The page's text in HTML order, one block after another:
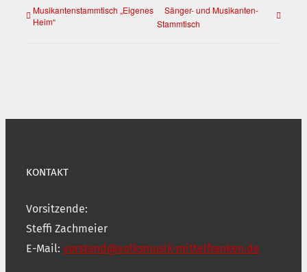
Musikantenstammtisch „Eigenes
Heim“
Sänger- und Musikanten-
Stammtisch
KONTAKT
Vorsitzende:
Steffi Zachmeier
E-Mail: vorstand@volksmusik-mittelfranken.de